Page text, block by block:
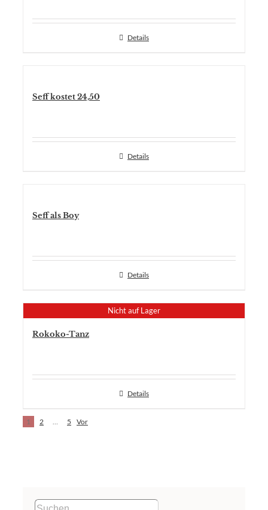
Details
Seff kostet 24,50
Details
Seff als Boy
Details
Nicht auf Lager
Rokoko-Tanz
Details
1 2 … 5 Vor